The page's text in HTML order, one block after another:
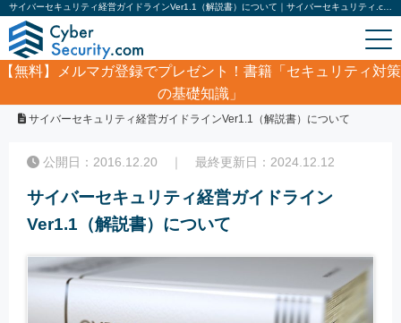
【無料】
メルマガ登録でプレゼント！書籍「セキュリティ対策
の基礎知識」
サイバーセキュリティ経営ガイドラインVer1.1（解説書）について
公開日：2016.12.20 ｜ 最終更新日：2024.12.12
サイバーセキュリティ経営ガイドライン
Ver1.1（解説書）について